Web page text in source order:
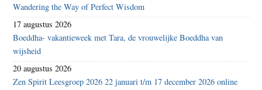
Wandering the Way of Perfect Wisdom
17 augustus 2026
Boeddha- vakantieweek met Tara, de vrouwelijke Boeddha van
wijsheid
20 augustus 2026
Zen Spirit Leesgroep 2026 22 januari t/m 17 december 2026 online